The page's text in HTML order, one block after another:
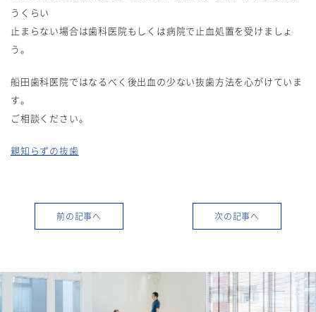
うくらい
止まらない場合は歯科医院もしくは病院で止血処置を受けましょ
う。
船田歯科医院ではなるべく後出血の少ない抜歯方法を心がけていま
す。
ご相談ください。
親知らずの抜歯
前の記事へ 次の記事へ